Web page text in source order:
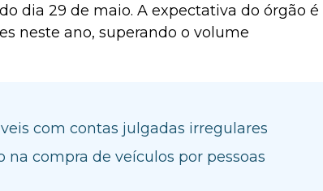
dia 29 de maio. A expectativa do órgão é
neste ano, superando o volume
com contas julgadas irregulares
na compra de veículos por pessoas